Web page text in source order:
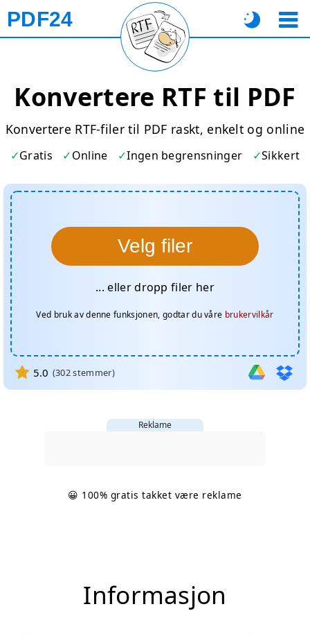
PDF24
Konvertere RTF til PDF
Konvertere RTF-filer til PDF raskt, enkelt og online
Gratis Online Ingen begrensninger Sikkert
Velg filer
... eller dropp filer her
Ved bruk av denne funksjonen, godtar du våre brukervilkår
5.0 (302stemmer)
Reklame
😀 100% gratis takket være reklame
Informasjon